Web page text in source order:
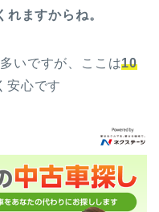
れますからね。
いですが、ここは10
安心です